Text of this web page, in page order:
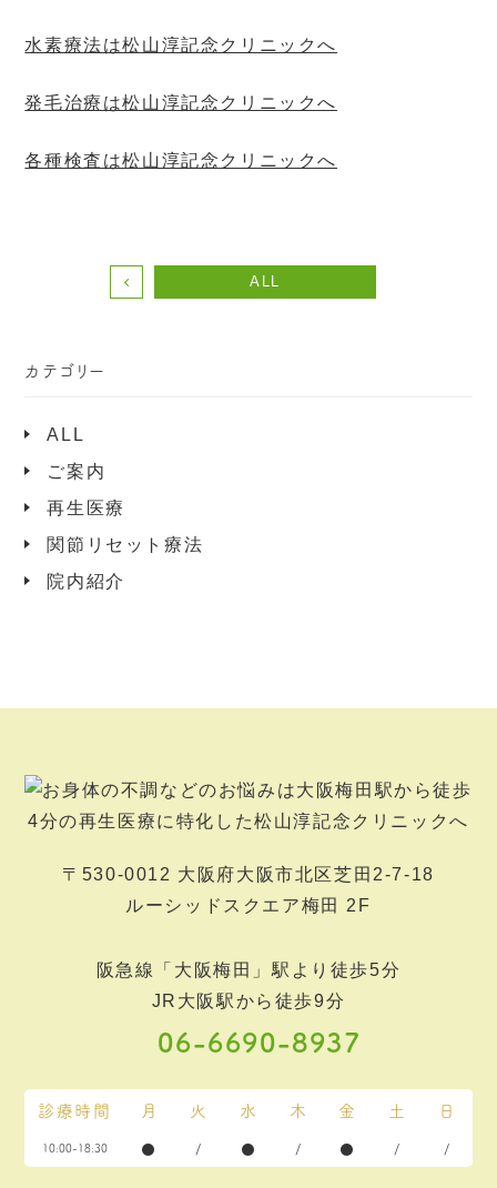
カテゴリー
ALL
ご案内
再生医療
関節リセット療法
院内紹介
水素療法は松山淳記念クリニックへ
発毛治療は松山淳記念クリニックへ
各種検査は松山淳記念クリニックへ
ALL
〒530-0012 大阪府大阪市北区芝田2-7-18
ルーシッドスクエア梅田 2F
阪急線「大阪梅田」駅より徒歩5分
JR大阪駅から徒歩9分
06-6690-8937
診療時間 月 火 水 木 金 土 日
10:00-18:30 ● / ● / ● / /